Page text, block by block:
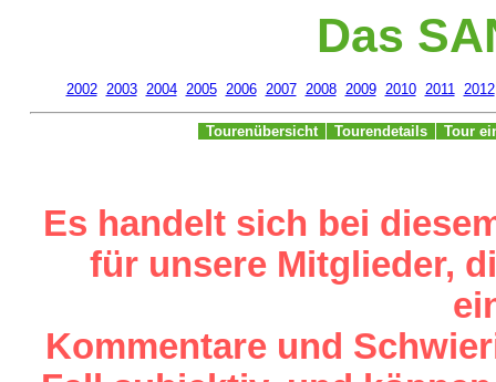
Das
2002 2003 2004 2005 2006 2007 2008 2009 2010 2011 2012
Tourenübersicht Tourendetails Tour
Es handelt sich bei
für unsere Mitglieder,
Kommentare und